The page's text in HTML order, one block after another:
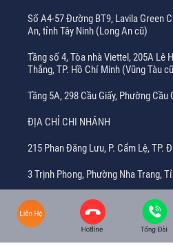
Số A4-57 Đường BT9, Lavila Green
An, tỉnh Tây Ninh (Long An cũ)
Tầng số 4, Tòa nhà Viettel, 205A Lê
Thắng, TP. Hồ Chí Minh (Vũng Tàu
Tầng 5A, 298 Cầu Giấy, Phường Cầu
ĐỊA CHỈ CHI NHÁNH
215 Phan Đăng Lưu, P. Cẩm Lệ, TP.
3 Trịnh Phong, Phường Nha Trang,